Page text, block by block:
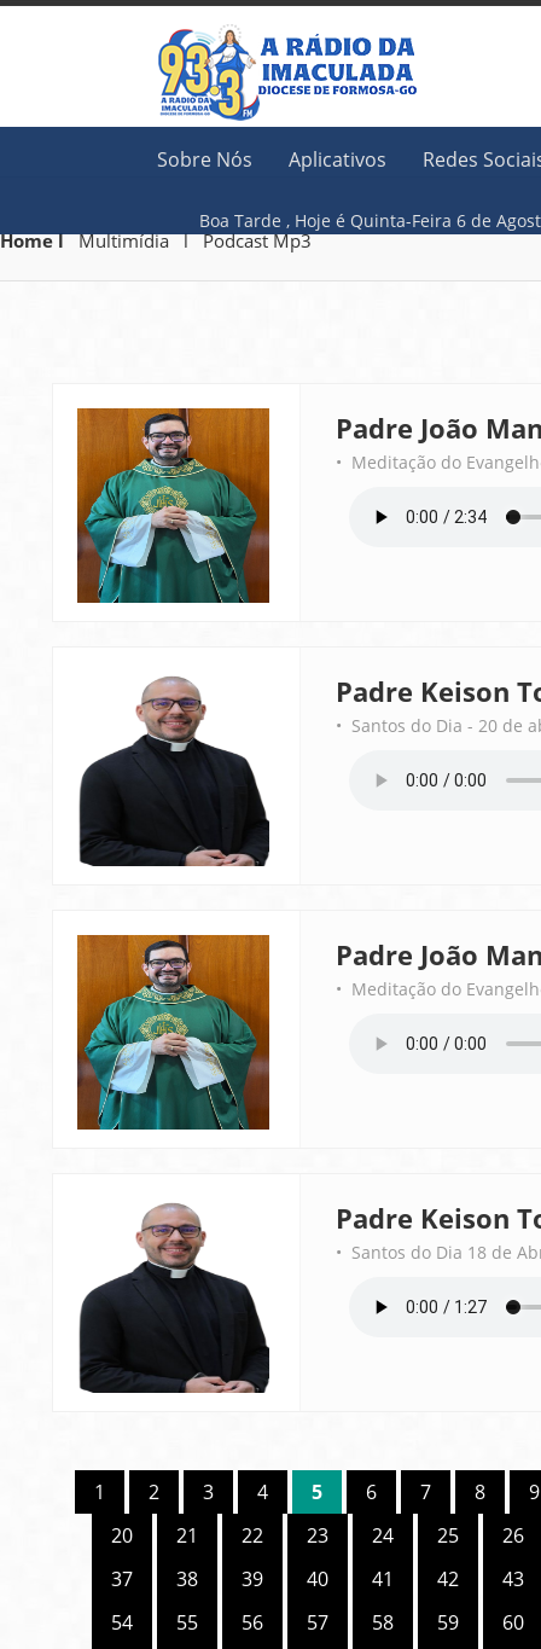
Sobre Nós Aplicativos Redes
Boa Tarde , Hoje é Quinta-Feira 6
Home lMultimídia l Podcast Mp3
Padre João
• Meditação do
Padre Keison
• Santos do Dia - 20 de
Padre João
• Meditação do
Padre Keison
• Santos do Dia 18 de
1 2 3 4 5 6 7 8
9
20
21 22 23 24 25
26
37
38 39 40 41 42
43
54
55 56 57 58 59
60